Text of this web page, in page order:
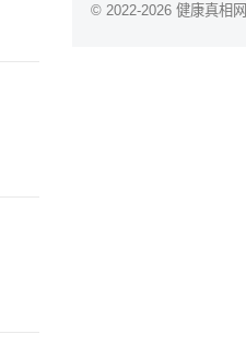
© 2022-2026 健康真相网